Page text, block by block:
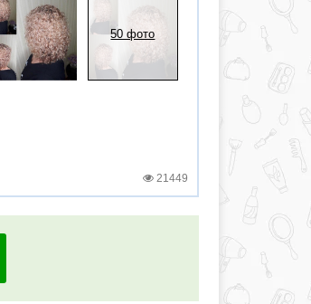
50 фото
21449